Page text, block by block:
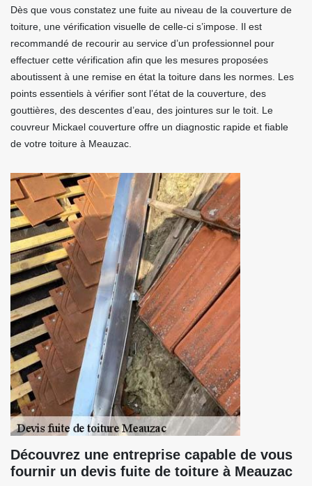
Dès que vous constatez une fuite au niveau de la couverture de
toiture, une vérification visuelle de celle-ci s’impose. Il est
recommandé de recourir au service d’un professionnel pour
effectuer cette vérification afin que les mesures proposées
aboutissent à une remise en état la toiture dans les normes. Les
points essentiels à vérifier sont l’état de la couverture, des
gouttières, des descentes d’eau, des jointures sur le toit. Le
couvreur Mickael couverture offre un diagnostic rapide et fiable
de votre toiture à Meauzac.
Découvrez une entreprise capable de vous
fournir un devis fuite de toiture à Meauzac